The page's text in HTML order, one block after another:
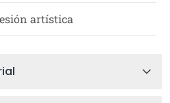
artística